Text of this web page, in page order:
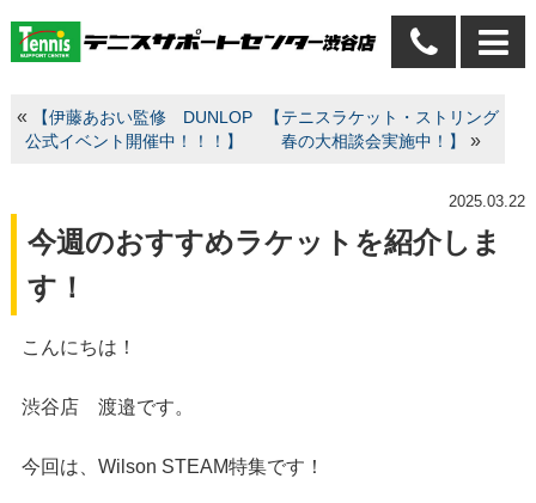
«
【伊藤あおい監修 DUNLOP
公式イベント開催中！！！】
【テニスラケット・ストリング
春の大相談会実施中！】
»
2025.03.22
今週のおすすめラケットを紹介しま
す！
こんにちは！
渋谷店 渡邉です。
今回は、Wilson STEAM特集です！